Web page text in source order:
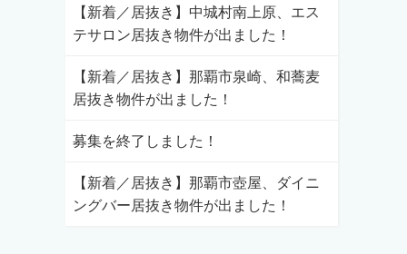
【新着／居抜き】中城村南上原、エス
テサロン居抜き物件が出ました！
【新着／居抜き】那覇市泉崎、和蕎麦
居抜き物件が出ました！
募集を終了しました！
【新着／居抜き】那覇市壺屋、ダイニ
ングバー居抜き物件が出ました！